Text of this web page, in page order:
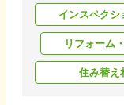
インスペクシ
リフォーム
住み替え